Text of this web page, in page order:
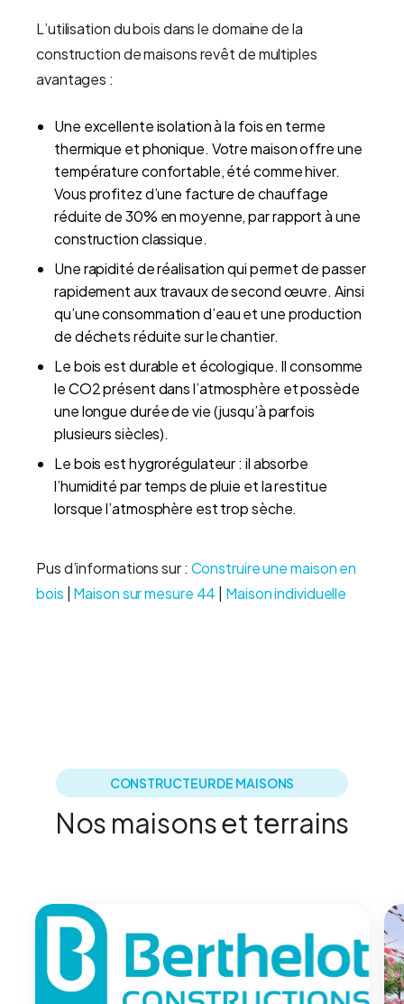
L’utilisation du bois dans le domaine de la
construction de maisons revêt de multiples
avantages :
Une excellente isolation à la fois en terme
thermique et phonique. Votre maison offre une
température confortable, été comme hiver.
Vous profitez d’une facture de chauffage
réduite de 30% en moyenne, par rapport à une
construction classique.
Une rapidité de réalisation qui permet de passer
rapidement aux travaux de second œuvre. Ainsi
qu’une consommation d’eau et une production
de déchets réduite sur le chantier.
Le bois est durable et écologique. Il consomme
le CO2 présent dans l’atmosphère et possède
une longue durée de vie (jusqu’à parfois
plusieurs siècles).
Le bois est hygrorégulateur : il absorbe
l’humidité par temps de pluie et la restitue
lorsque l’atmosphère est trop sèche.
Pus d’informations sur : Construire une maison en
bois Maison sur mesure 44 Maison individuelle
CONSTRUCTEUR DE MAISONS
Nos maisons et terrains